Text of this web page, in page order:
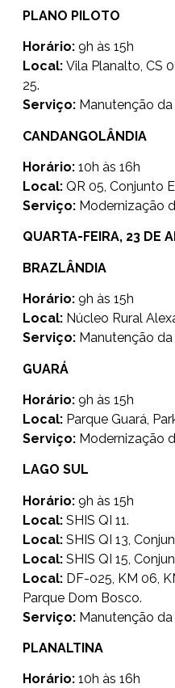
PLANO PILOTO
Horário: 9h às 15h
Local: Vila Planalto, CS
25.
Serviço: Manutenção
CANDANGOLÂNDIA
Horário: 10h às 16h
Local: QR 05, Conjunto
Serviço: Modernização
QUARTA-FEIRA, 23 DE
BRAZLÂNDIA
Horário: 9h às 15h
Local: Núcleo Rural
Serviço: Manutenção
GUARÁ
Horário: 9h às 15h
Local: Parque Guará,
Serviço: Modernização
LAGO SUL
Horário: 9h às 15h
Local: SHIS QI 11.
Local: SHIS QI 13,
Local: SHIS QI 15,
Local: DF-025, KM 06,
Parque Dom Bosco.
Serviço: Manutenção
PLANALTINA
Horário: 10h às 16h